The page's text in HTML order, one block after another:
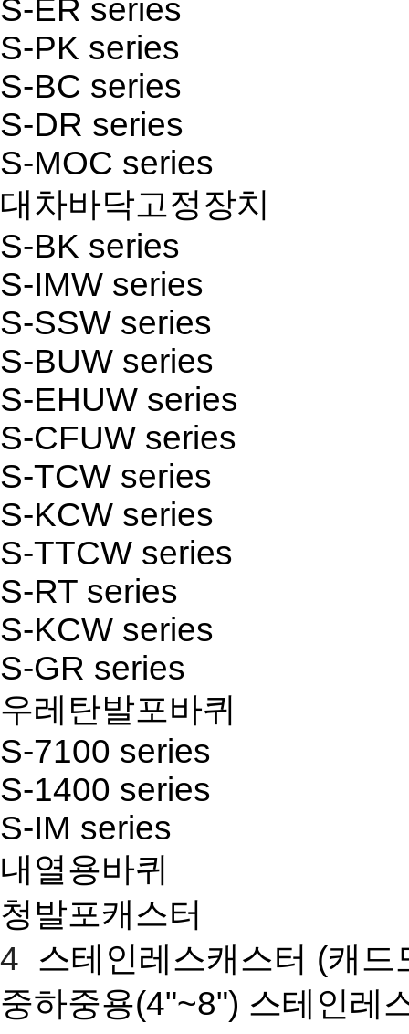
S-ER series
S-PK series
S-BC series
S-DR series
S-MOC series
대차바닥고정장치
S-BK series
S-IMW series
S-SSW series
S-BUW series
S-EHUW series
S-CFUW series
S-TCW series
S-KCW series
S-TTCW series
S-RT series
S-KCW series
S-GR series
우레탄발포바퀴
S-7100 series
S-1400 series
S-IM series
내열용바퀴
청발포캐스터
4 스테인레스캐스터 (캐드
중하중용(4"~8") 스테인레